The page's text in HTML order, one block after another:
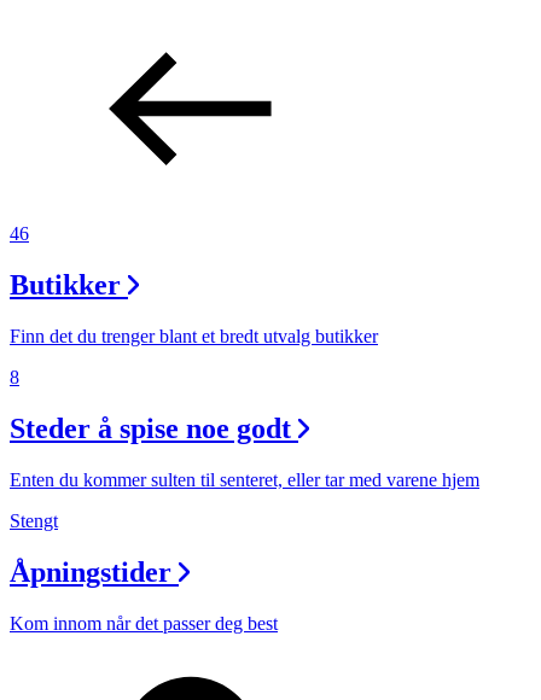
46
Butikker
Finn det du trenger blant et bredt utvalg butikker
8
Steder å spise noe godt
Enten du kommer sulten til senteret, eller tar med varene hjem
Stengt
Åpningstider
Kom innom når det passer deg best